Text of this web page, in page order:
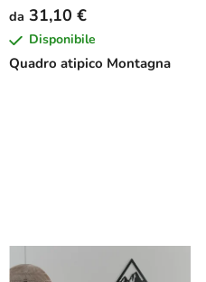
Quadro atipico Montagna
da 31,10 €
Disponibile